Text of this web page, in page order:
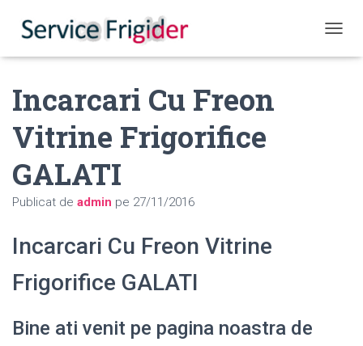
Incarcari Cu Freon
Vitrine Frigorifice
GALATI
Publicat de admin pe 27/11/2016
Incarcari Cu Freon Vitrine
Frigorifice GALATI
Bine ati venit pe pagina noastra de